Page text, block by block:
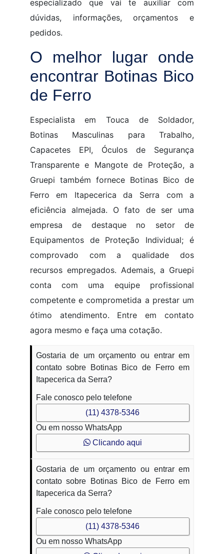
especializado que vai te auxiliar com
dúvidas, informações, orçamentos e
pedidos.
O melhor lugar onde
encontrar Botinas Bico
de Ferro
Especialista em Touca de Soldador,
Botinas Masculinas para Trabalho,
Capacetes EPI, Óculos de Segurança
Transparente e Mangote de Proteção, a
Gruepi também fornece Botinas Bico de
Ferro em Itapecerica da Serra com a
eficiência almejada. O fato de ser uma
empresa de destaque no setor de
Equipamentos de Proteção Individual; é
comprovado com a qualidade dos
recursos empregados. Ademais, a Gruepi
conta com uma equipe profissional
competente e comprometida a prestar um
ótimo atendimento. Entre em contato
agora mesmo e faça uma cotação.
Gostaria de um orçamento ou entrar em
contato sobre Botinas Bico de Ferro em
Itapecerica da Serra?
Fale conosco pelo telefone
(11) 4378-5346
Ou em nosso WhatsApp
Clicando aqui
Gostaria de um orçamento ou entrar em
contato sobre Botinas Bico de Ferro em
Itapecerica da Serra?
Fale conosco pelo telefone
(11) 4378-5346
Ou em nosso WhatsApp